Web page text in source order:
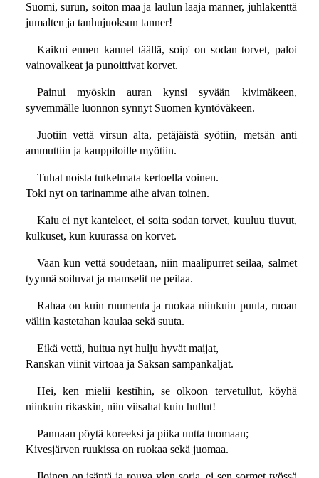
Suomi, surun, soiton maa ja laulun laaja manner, juhlakenttä
jumalten ja tanhujuoksun tanner!
Kaikui ennen kannel täällä, soip' on sodan torvet, paloi
vainovalkeat ja punoittivat korvet.
Painui myöskin auran kynsi syvään kivimäkeen,
syvemmälle luonnon synnyt Suomen kyntöväkeen.
Juotiin vettä virsun alta, petäjäistä syötiin, metsän anti
ammuttiin ja kauppiloille myötiin.
Tuhat noista tutkelmata kertoella voinen.
Toki nyt on tarinamme aihe aivan toinen.
Kaiu ei nyt kanteleet, ei soita sodan torvet, kuuluu tiuvut,
kulkuset, kun kuurassa on korvet.
Vaan kun vettä soudetaan, niin maalipurret seilaa, salmet
tyynnä soiluvat ja mamselit ne peilaa.
Rahaa on kuin ruumenta ja ruokaa niinkuin puuta, ruoan
väliin kastetahan kaulaa sekä suuta.
Eikä vettä, huitua nyt hulju hyvät maijat,
Ranskan viinit virtoaa ja Saksan sampankaljat.
Hei, ken mielii kestihin, se olkoon tervetullut, köyhä
niinkuin rikaskin, niin viisahat kuin hullut!
Pannaan pöytä koreeksi ja piika uutta tuomaan;
Kivesjärven ruukissa on ruokaa sekä juomaa.